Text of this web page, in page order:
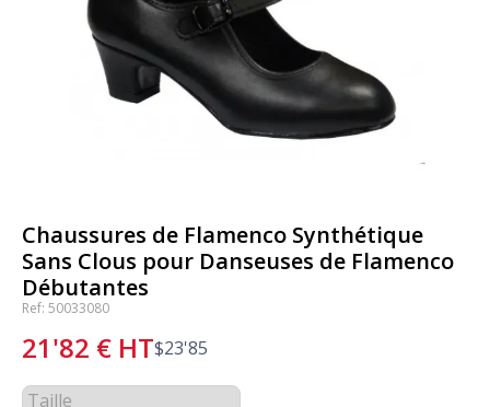
Chaussures de Flamenco Synthétique
Sans Clous pour Danseuses de Flamenco
Débutantes
Ref: 50033080
21'82 € HT$23'85
Taille